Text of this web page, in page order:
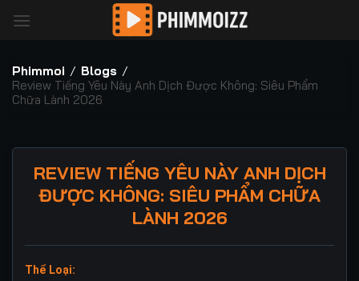
qua
dungPhimmoi / Blogs /
Review Tiếng Yêu Này Anh Dịch Được Không: Siêu Phẩm
Chữa Lành 2026
REVIEW TIẾNG YÊU NÀY ANH DỊCH
ĐƯỢC KHÔNG: SIÊU PHẨM CHỮA
LÀNH 2026
Thể Loại: